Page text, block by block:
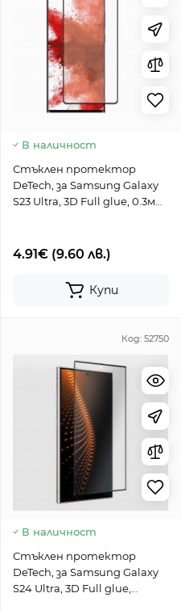
В наличност
Стъклен протектор
DeTech, за Samsung Galaxy
S23 Ultra, 3D Full glue, 0.3мм,
4.91€ (9.60 лв.)
Купи
Код: 52750
В наличност
Стъклен протектор
DeTech, за Samsung Galaxy
S24 Ultra, 3D Full glue,